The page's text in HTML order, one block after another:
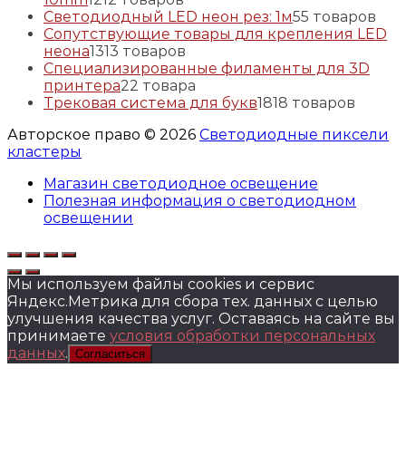
Светодиодный LED неон рез: 1м55 товаров
Сопутствующие товары для крепления LED
неона1313 товаров
Специализированные филаменты для 3D
принтера22 товара
Трековая система для букв1818 товаров
Авторское право © 2026 Светодиодные пиксели
кластеры
Магазин светодиодное освещение
Полезная информация о светодиодном
освещении
Мы используем файлы cookies и сервис
Яндекс.Метрика для сбора тех. данных с целью
улучшения качества услуг. Оставаясь на сайте вы
принимаете условия обработки персональных
данных. Согласиться